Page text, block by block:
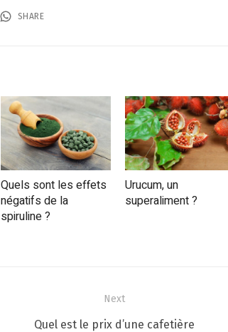
SHARE
Quels sont les effets
négatifs de la
spiruline ?
Urucum, un
superaliment ?
Next
Next
Quel est le prix d’une cafetière